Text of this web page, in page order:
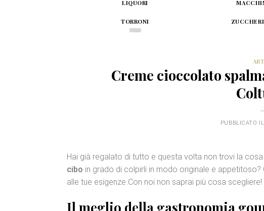
LIQUORI
TORRONI
Creme cioccolato
PUBBLICATO IL
Hai già regalato di tutto e questa volta non trovi la
cibo in grado di colpirli in modo originale e
alle tue esigenze.Con noi non saprai più cosa scegliere!
Il meglio della gastronomia